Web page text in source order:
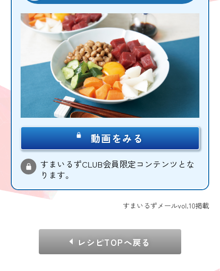
動画をみる
すまいるずCLUB会員限定コンテンツとな
ります。
すまいるずメールvol.10掲載
レシピTOPへ戻る